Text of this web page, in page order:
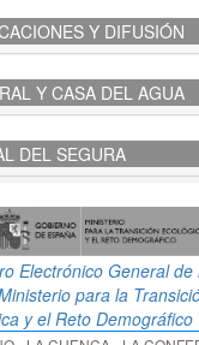
Y DIFUSIÓN
Y CASA DEL AGUA
DEL SEGURA
Electrónico General de
para la
y el Reto Demográfico